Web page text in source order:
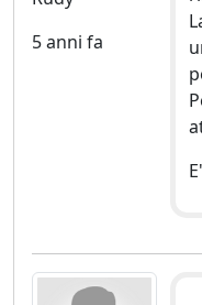
5 anni fa